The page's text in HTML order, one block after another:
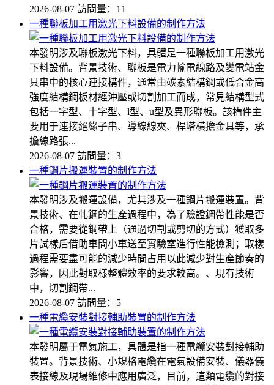
2026-08-07 訪問量：11
一種聯板加工用激光下料設備的制作方法
本發明涉及聯板激光下料，具體是一種聯板加工用激光
下料設備。背景技術、聯板是電力輸電線路及變電站金
具串中的核心連接構件，通常由碳素結構鋼或低合金高
強度結構鋼板材經沖壓或切割加工而成，常見結構型式
包括一字型、十字型、l型、u型及異形聯板。該構件主
要用于連接絕緣子串、導線線夾、桿塔橫擔金具等，承
擔線路張...
2026-08-07 訪問量：3
一種鋼片搬運裝置的制作方法
本發明涉及搬運設備，尤其涉及一種鋼片搬運裝置。背
景技術、在軋鋼的生產過程中，為了驗證鋼帶性能是否
合格，需要從鋼帶上（通過切割或剪切的方式）獲取多
片試樣后借助車間小車送至實驗室進行性能檢測；取樣
過程需要盡可能的減少時間占用以此減少對生產節奏的
影響，因此對取樣整體效率的要求較高。、現有技術
中，切割鋼帶...
2026-08-07 訪問量：5
一種電纜安裝對接輔助裝置的制作方法
本發明屬于電氣施工，具體是指一種電纜安裝對接輔助
裝置。背景技術、小規格電纜在電氣設備安裝、儀器儀
表接線及現場維修中應用廣泛，目前，這類電纜的對接